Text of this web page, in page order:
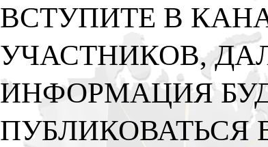
ВСТУПИТЕ В
УЧАСТНИКОВ,
ИНФОРМАЦИЯ
ПУБЛИКОВАТЬСЯ